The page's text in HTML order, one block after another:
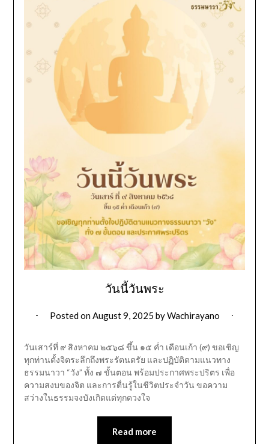
วันนี้วันพระ
Posted onAugust 9, 2025 byWachirayano
วันเสาร์ที่ ๙ สิงหาคม ๒๕๖๘ ขึ้น ๑๕ ค่ำ เดือนเก้า (๙) ขอเชิญ
ทุกท่านตั้งจิตระลึกถึงพระรัตนตรัย และปฏิบัติตามแนวทาง
ธรรมนาวา “วัง” ทั้ง ๗ ขั้นตอน พร้อมประกาศพระปริตร เพื่อ
ความสงบของจิต และการตื่นรู้ในชีวิตประจำวัน ขอความ
สว่างในธรรมจงบังเกิดแด่ทุกดวงใจ
Read more